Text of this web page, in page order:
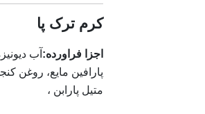
کرم ترک پا
اجزا فراورده: آب
پارافین مایع، روغن
متیل پارابن ،